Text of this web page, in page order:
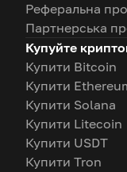
Реферальна
Партнерська
Купуйте
Купити Bitcoin
Купити
Купити Solana
Купити Litecoin
Купити USDT
Купити Tron